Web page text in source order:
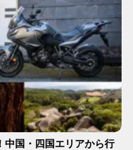
中国・四国エリアから行